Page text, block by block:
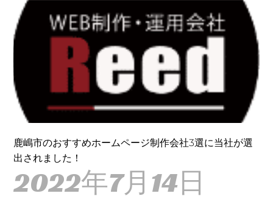
鹿嶋市のおすすめホームページ制作会社3選に当社が選
出されました！
2022年7月14日